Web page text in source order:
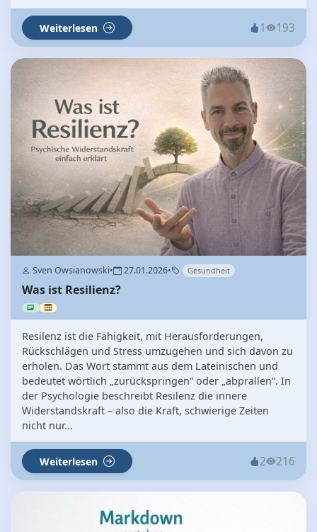
Weiterlesen 1 193
Sven Owsianowski• 27.01.2026• Gesundheit
Was ist Resilienz?
Resilenz ist die Fähigkeit, mit Herausforderungen,
Rückschlägen und Stress umzugehen und sich davon zu
erholen. Das Wort stammt aus dem Lateinischen und
bedeutet wörtlich „zurückspringen“ oder „abprallen“. In
der Psychologie beschreibt Resilenz die innere
Widerstandskraft – also die Kraft, schwierige Zeiten
nicht nur...
Weiterlesen 2 216